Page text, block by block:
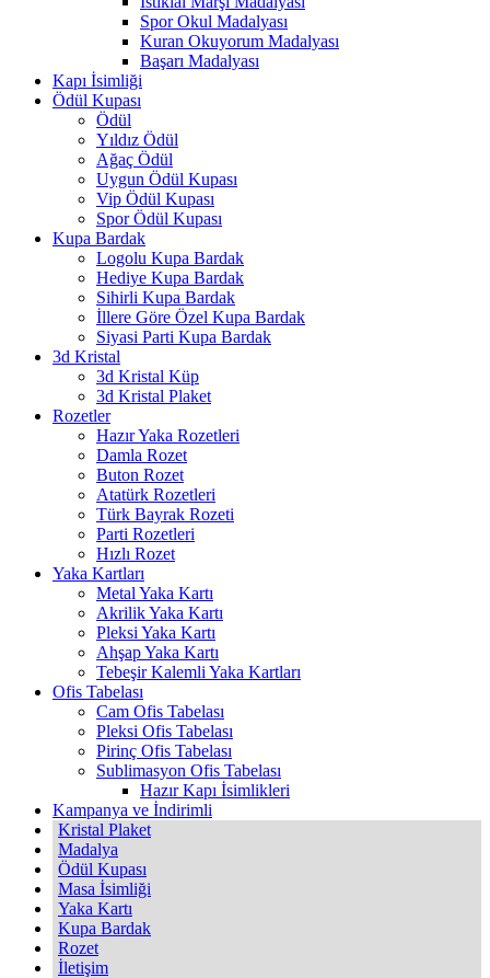
Spor Okul Madalyası
Kuran Okuyorum Madalyası
Başarı Madalyası
Kapı İsimliği
Ödül Kupası
Ödül
Yıldız Ödül
Ağaç Ödül
Uygun Ödül Kupası
Vip Ödül Kupası
Spor Ödül Kupası
Kupa Bardak
Logolu Kupa Bardak
Hediye Kupa Bardak
Sihirli Kupa Bardak
İllere Göre Özel Kupa Bardak
Siyasi Parti Kupa Bardak
3d Kristal
3d Kristal Küp
3d Kristal Plaket
Rozetler
Hazır Yaka Rozetleri
Damla Rozet
Buton Rozet
Atatürk Rozetleri
Türk Bayrak Rozeti
Parti Rozetleri
Hızlı Rozet
Yaka Kartları
Metal Yaka Kartı
Akrilik Yaka Kartı
Pleksi Yaka Kartı
Ahşap Yaka Kartı
Tebeşir Kalemli Yaka Kartları
Ofis Tabelası
Cam Ofis Tabelası
Pleksi Ofis Tabelası
Pirinç Ofis Tabelası
Sublimasyon Ofis Tabelası
Hazır Kapı İsimlikleri
Kampanya ve İndirimli
Kristal Plaket
Madalya
Ödül Kupası
Masa İsimliği
Yaka Kartı
Kupa Bardak
Rozet
İletişim